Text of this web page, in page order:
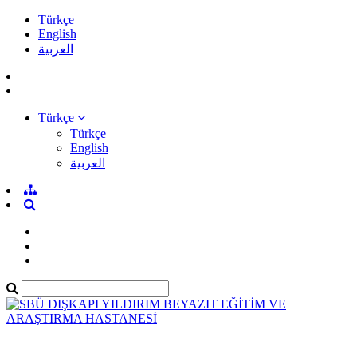
Türkçe
English
العربية
Türkçe
Türkçe
English
العربية